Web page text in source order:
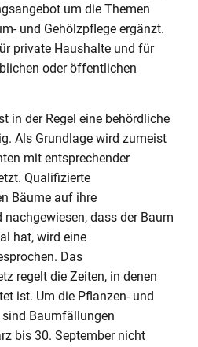
um die Themen
und Gehölzpflege ergänzt.
private Haushalte und für
oder öffentlichen
in der Regel eine behördliche
Als Grundlage wird zumeist
mit entsprechender
Qualifizierte
Bäume auf ihre
nachgewiesen, dass der Baum
hat, wird eine
Das
regelt die Zeiten, in denen
ist. Um die Pflanzen- und
Baumfällungen
bis 30. September nicht